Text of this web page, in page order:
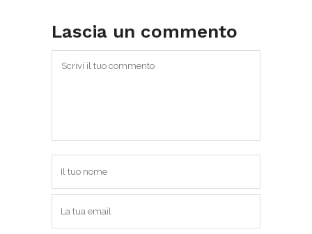
Lascia un commento